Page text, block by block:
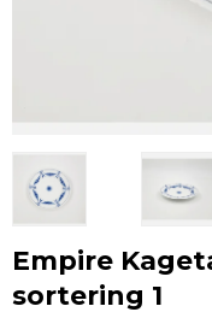
Empire
sortering 1